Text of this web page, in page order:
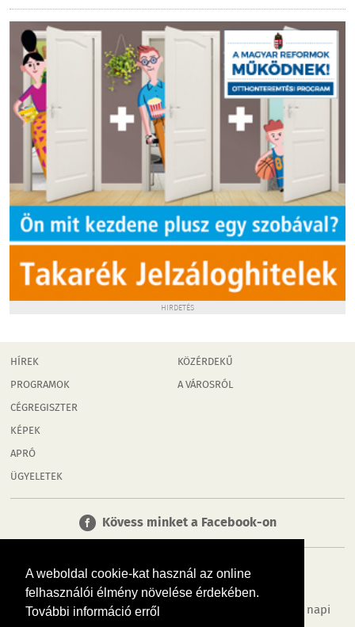
A weboldal cookie-kat használ az online
felhasználói élmény növelése érdekében.
További információ erről
HIRDETÉS
HÍREK
PROGRAMOK
CÉGREGISZTER
KÉPEK
APRÓ
ÜGYELETEK
KÖZÉRDEKŰ
A VÁROSRÓL
Kövess minket a Facebook-on
Tudj meg többet városodról! Hírek, programok, képek, napi